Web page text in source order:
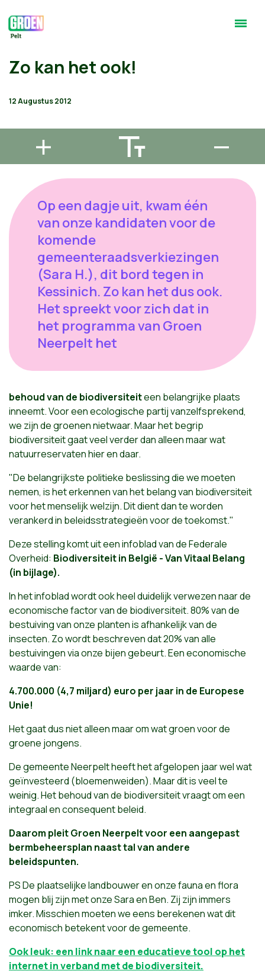
Zo kan het ook!
12 Augustus 2012
Op een dagje uit, kwam één
van onze kandidaten voor de
komende
gemeenteraadsverkiezingen
(Sara H.), dit bord tegen in
Kessinich. Zo kan het dus ook.
Het spreekt voor zich dat in
het programma van Groen
Neerpelt het
behoud van de biodiversiteiteen belangrijke plaats
inneemt. Voor een ecologische partij vanzelfsprekend,
we zijn de groenen nietwaar. Maar het begrip
biodiversiteit gaat veel verder dan alleen maar wat
natuurreservaten hier en daar.
"De belangrijkste politieke beslissing die we moeten
nemen, is het erkennen van het belang van biodiversiteit
voor het menselijk welzijn. Dit dient dan te worden
verankerd in beleidsstrategieën voor de toekomst."
Deze stelling komt uit een infoblad van de Federale
Overheid: Biodiversiteit in België - Van Vitaal Belang
(in bijlage).
In het infoblad wordt ook heel duidelijk verwezen naar de
economische factor van de biodiversiteit. 80% van de
bestuiving van onze planten is afhankelijk van de
insecten. Zo wordt beschreven dat 20% van alle
bestuivingen via onze bijen gebeurt. Een economische
waarde van:
4.700.000 (4,7 miljard) euro per jaar in de Europese
Unie!
Het gaat dus niet alleen maar om wat groen voor de
groene jongens.
De gemeente Neerpelt heeft het afgelopen jaar wel wat
geïnvesteerd (bloemenweiden). Maar dit is veel te
weinig. Het behoud van de biodiversiteit vraagt om een
integraal en consequent beleid.
Daarom pleit Groen Neerpelt voor een aangepast
bermbeheersplan naast tal van andere
beleidspunten.
PS De plaatselijke landbouwer en onze fauna en flora
mogen blij zijn met onze Sara en Ben. Zij zijn immers
imker. Misschien moeten we eens berekenen wat dit
economisch betekent voor de gemeente.
Ook leuk: een link naar een educatieve tool op het
internet in verband met de biodiversiteit.